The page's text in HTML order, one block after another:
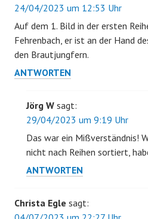
24/04/2023 um 12:53 Uhr
Auf dem 1. Bild in der ersten
Fehrenbach, er ist an der Hand
den Brautjungfern.
ANTWORTEN
Jörg W sagt:
29/04/2023 um 9:19 Uhr
Das war ein Mißverständnis!
nicht nach Reihen sortiert,
ANTWORTEN
Christa Egle sagt: